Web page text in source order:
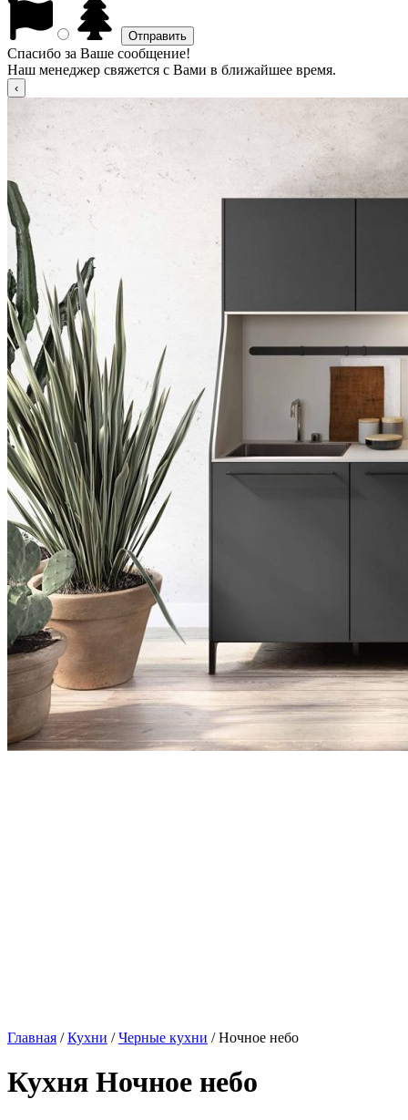
Спасибо за Ваше сообщение!
Наш менеджер свяжется с Вами в ближайшее время.
Главная /Кухни /Черные кухни / Ночное небо
Кухня Ночное небо